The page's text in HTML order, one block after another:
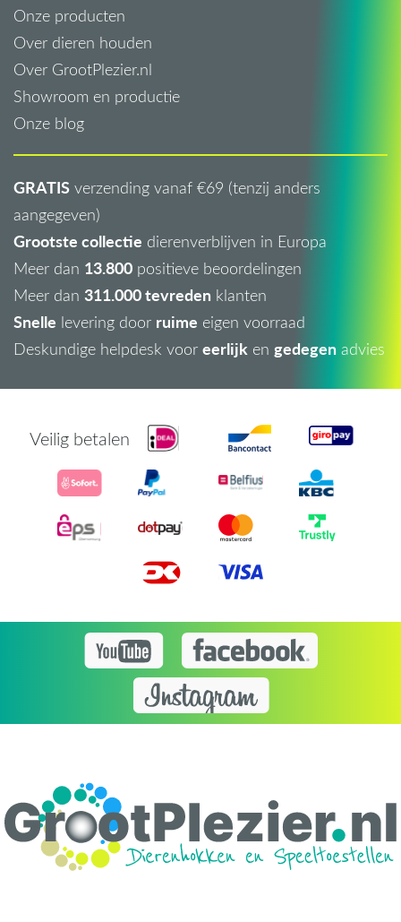
Onze producten
Over dieren houden
Over GrootPlezier.nl
Showroom en productie
Onze blog
GRATIS verzending vanaf €69 (tenzij anders
aangegeven)
Grootste collectie dierenverblijven in Europa
Meer dan 13.800 positieve beoordelingen
Meer dan 311.000 tevreden klanten
Snelle levering door ruime eigen voorraad
Deskundige helpdesk voor eerlijk en gedegen advies
Veilig betalen